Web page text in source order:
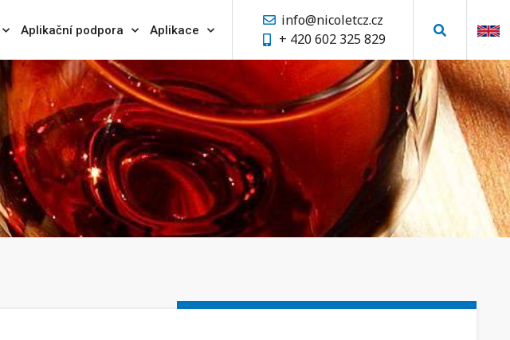
Aplikační podpora Aplikace
info@nicoletcz.cz
+ 420 602 325 829